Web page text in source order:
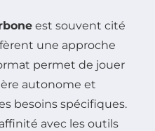
est souvent cité
une approche
permet de jouer
autonome et
besoins spécifiques.
avec les outils